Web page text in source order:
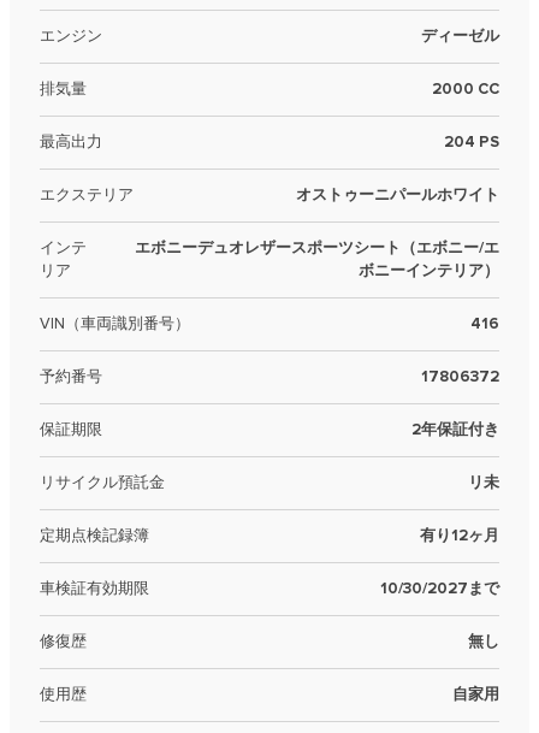
エンジン ディーゼル
排気量 2000 CC
最高出力 204 PS
エクステリア オストゥーニパールホワイト
インテ
リア
エボニーデュオレザースポーツシート（エボニー/エ
ボニーインテリア）
VIN（車両識別番号） 416
予約番号 17806372
保証期限 2年保証付き
リサイクル預託金 リ未
定期点検記録簿 有り12ヶ月
車検証有効期限 10/30/2027まで
修復歴 無し
使用歴 自家用